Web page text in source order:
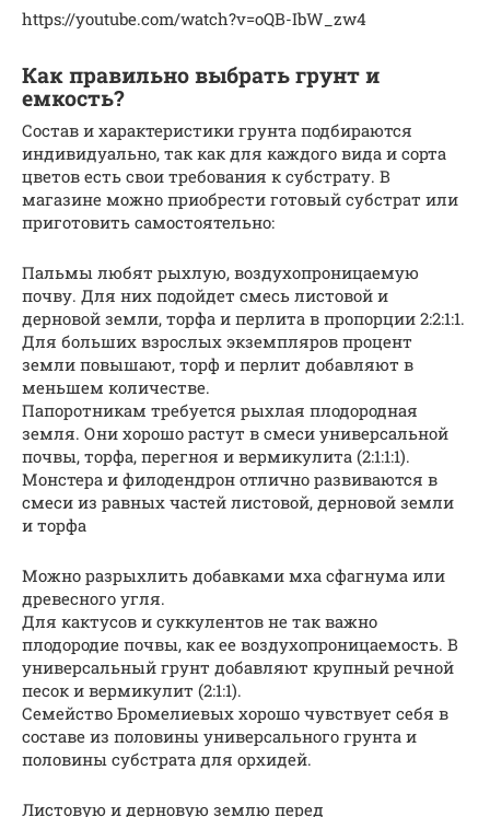
https://youtube.com/watch?v=oQB-IbW_zw4
Как правильно выбрать грунт и
емкость?
Состав и характеристики грунта подбираются
индивидуально, так как для каждого вида и сорта
цветов есть свои требования к субстрату. В
магазине можно приобрести готовый субстрат или
приготовить самостоятельно:
Пальмы любят рыхлую, воздухопроницаемую
почву. Для них подойдет смесь листовой и
дерновой земли, торфа и перлита в пропорции 2:2:1:1.
Для больших взрослых экземпляров процент
земли повышают, торф и перлит добавляют в
меньшем количестве.
Папоротникам требуется рыхлая плодородная
земля. Они хорошо растут в смеси универсальной
почвы, торфа, перегноя и вермикулита (2:1:1:1).
Монстера и филодендрон отлично развиваются в
смеси из равных частей листовой, дерновой земли
и торфа
Можно разрыхлить добавками мха сфагнума или
древесного угля.
Для кактусов и суккулентов не так важно
плодородие почвы, как ее воздухопроницаемость. В
универсальный грунт добавляют крупный речной
песок и вермикулит (2:1:1).
Семейство Бромелиевых хорошо чувствует себя в
составе из половины универсального грунта и
половины субстрата для орхидей.
Листовую и дерновую землю перед